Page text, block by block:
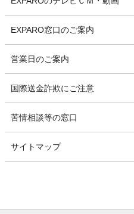
EXPARO窓口のご案内
営業日のご案内
国際送金詐欺にご注意
苦情相談等の窓口
サイトマップ